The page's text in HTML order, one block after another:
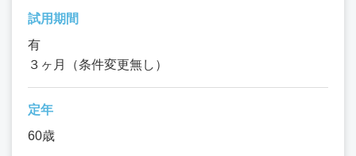
試用期間
有
３ヶ月（条件変更無し）
定年
60歳